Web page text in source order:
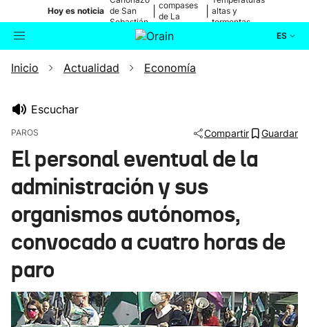
Hoy es noticia de San
Sebastián
compases
de La
altas y
tormentas
ES
Buscador Actualidad
Ikusmiran
Eguraldia
Inicio Actualidad Economía
Escuchar
PAROS Compartir Guardar
El personal eventual de la
administración y sus
organismos autónomos,
convocado a cuatro horas de
paro